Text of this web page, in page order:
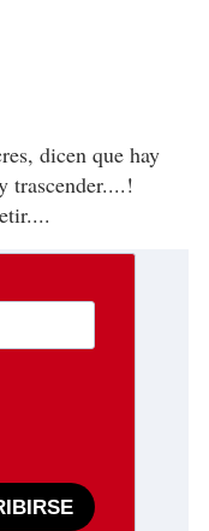
dicen que hay
trascender....!